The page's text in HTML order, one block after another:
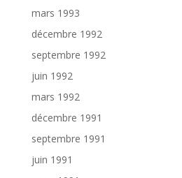
mars 1993
décembre 1992
septembre 1992
juin 1992
mars 1992
décembre 1991
septembre 1991
juin 1991